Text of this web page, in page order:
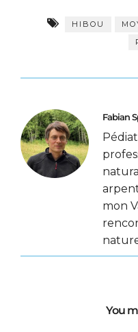
HIBOU
Fabian
mon
You